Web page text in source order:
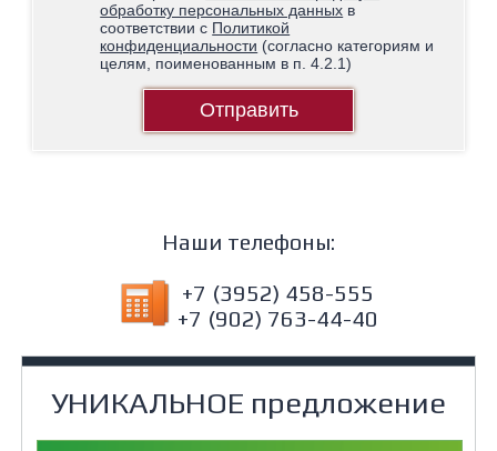
УНИКАЛЬНОЕ предложение
обработку персональных данных в
соответствии с Политикой
конфиденциальности (согласно категориям и
целям, поименованным в п. 4.2.1)
Отправить
Наши телефоны:
+7 (3952) 458-555
+7 (902) 763-44-40